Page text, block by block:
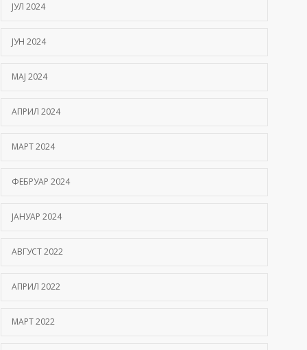
ЈУЛ 2024
ЈУН 2024
МАЈ 2024
АПРИЛ 2024
МАРТ 2024
ФЕБРУАР 2024
ЈАНУАР 2024
АВГУСТ 2022
АПРИЛ 2022
МАРТ 2022